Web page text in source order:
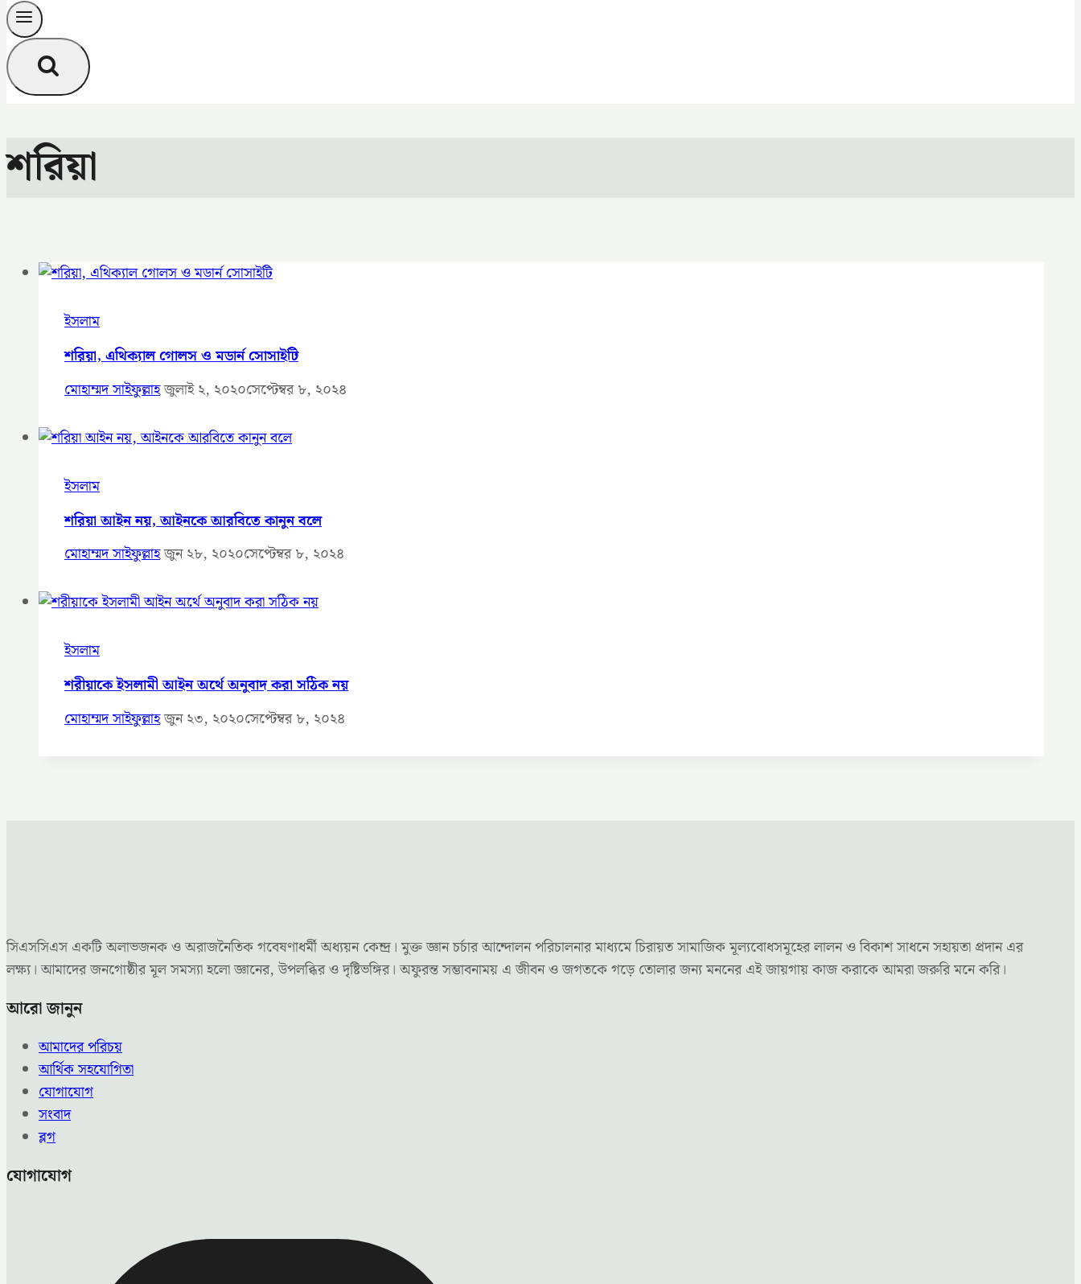
শরিয়া
ইসলাম
শরিয়া, এথিক্যাল গোলস ও মডার্ন সোসাইটি
মোহাম্মদ সাইফুল্লাহজুলাই ২, ২০২০সেপ্টেম্বর ৮, ২০২৪
ইসলাম
শরিয়া আইন নয়, আইনকে আরবিতে কানুন বলে
মোহাম্মদ সাইফুল্লাহজুন ২৮, ২০২০সেপ্টেম্বর ৮, ২০২৪
ইসলাম
শরীয়াকে ইসলামী আইন অর্থে অনুবাদ করা সঠিক নয়
মোহাম্মদ সাইফুল্লাহজুন ২৩, ২০২০সেপ্টেম্বর ৮, ২০২৪
সিএসসিএস একটি অলাভজনক ও অরাজনৈতিক গবেষণাধর্মী অধ্যয়ন কেন্দ্র। মুক্ত জ্ঞান চর্চার আন্দোলন পরিচালনার মাধ্যমে চিরায়ত সামাজিক মূল্যবোধসমূহের লালন ও বিকাশ সাধনে সহায়তা প্রদান এর
লক্ষ্য। আমাদের জনগোষ্ঠীর মূল সমস্যা হলো জ্ঞানের, উপলব্ধির ও দৃষ্টিভঙ্গির। অফুরন্ত সম্ভাবনাময় এ জীবন ও জগতকে গড়ে তোলার জন্য মননের এই জায়গায় কাজ করাকে আমরা জরুরি মনে করি।
আরো জানুন
আমাদের পরিচয়
আর্থিক সহযোগিতা
যোগাযোগ
সংবাদ
ব্লগ
যোগাযোগ